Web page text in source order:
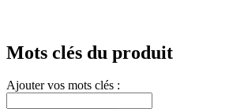
Mots clés du produit
Ajouter vos mots clés :